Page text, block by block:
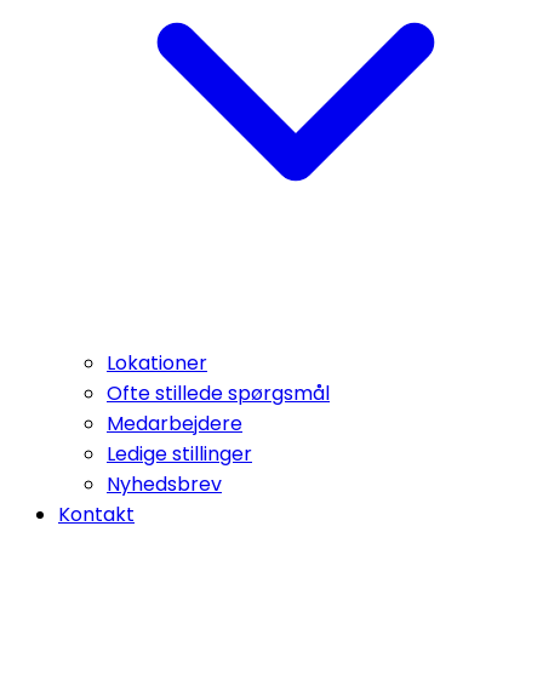
Lokationer
Ofte stillede spørgsmål
Medarbejdere
Ledige stillinger
Nyhedsbrev
Kontakt